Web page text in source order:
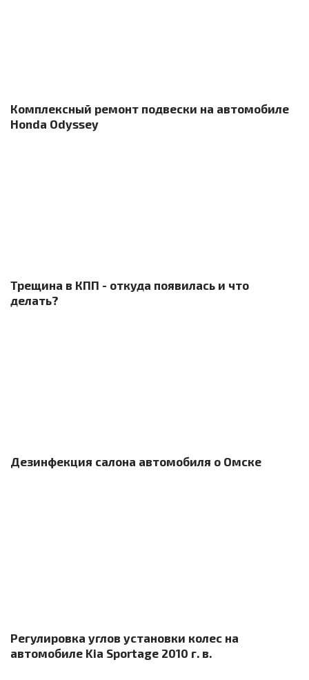
Комплексный ремонт подвески на автомобиле
Honda Odyssey
Трещина в КПП - откуда появилась и что
делать?
Дезинфекция салона автомобиля о Омске
Регулировка углов установки колес на
автомобиле Kia Sportage 2010 г. в.